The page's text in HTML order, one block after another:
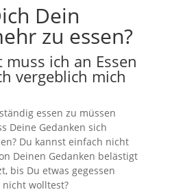
Dein
zu essen?
muss ich an Essen
vergeblich mich
essen zu müssen
Deine Gedanken sich
Du kannst einfach nicht
Deinen Gedanken belästigt
bis Du etwas gegessen
wolltest?